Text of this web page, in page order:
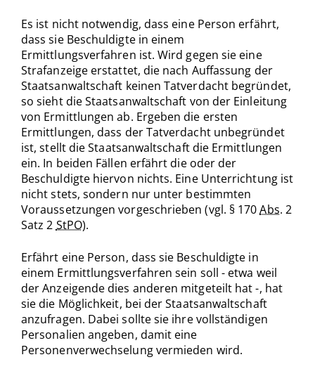
Es ist nicht notwendig, dass eine Person erfährt,
dass sie Beschuldigte in einem
Ermittlungsverfahren ist. Wird gegen sie eine
Strafanzeige erstattet, die nach Auffassung der
Staatsanwaltschaft keinen Tatverdacht begründet,
so sieht die Staatsanwaltschaft von der Einleitung
von Ermittlungen ab. Ergeben die ersten
Ermittlungen, dass der Tatverdacht unbegründet
ist, stellt die Staatsanwaltschaft die Ermittlungen
ein. In beiden Fällen erfährt die oder der
Beschuldigte hiervon nichts. Eine Unterrichtung ist
nicht stets, sondern nur unter bestimmten
Voraussetzungen vorgeschrieben (vgl. § 170Abs. 2
Satz 2 StPO).
Erfährt eine Person, dass sie Beschuldigte in
einem Ermittlungsverfahren sein soll - etwa weil
der Anzeigende dies anderen mitgeteilt hat -, hat
sie die Möglichkeit, bei der Staatsanwaltschaft
anzufragen. Dabei sollte sie ihre vollständigen
Personalien angeben, damit eine
Personenverwechselung vermieden wird.